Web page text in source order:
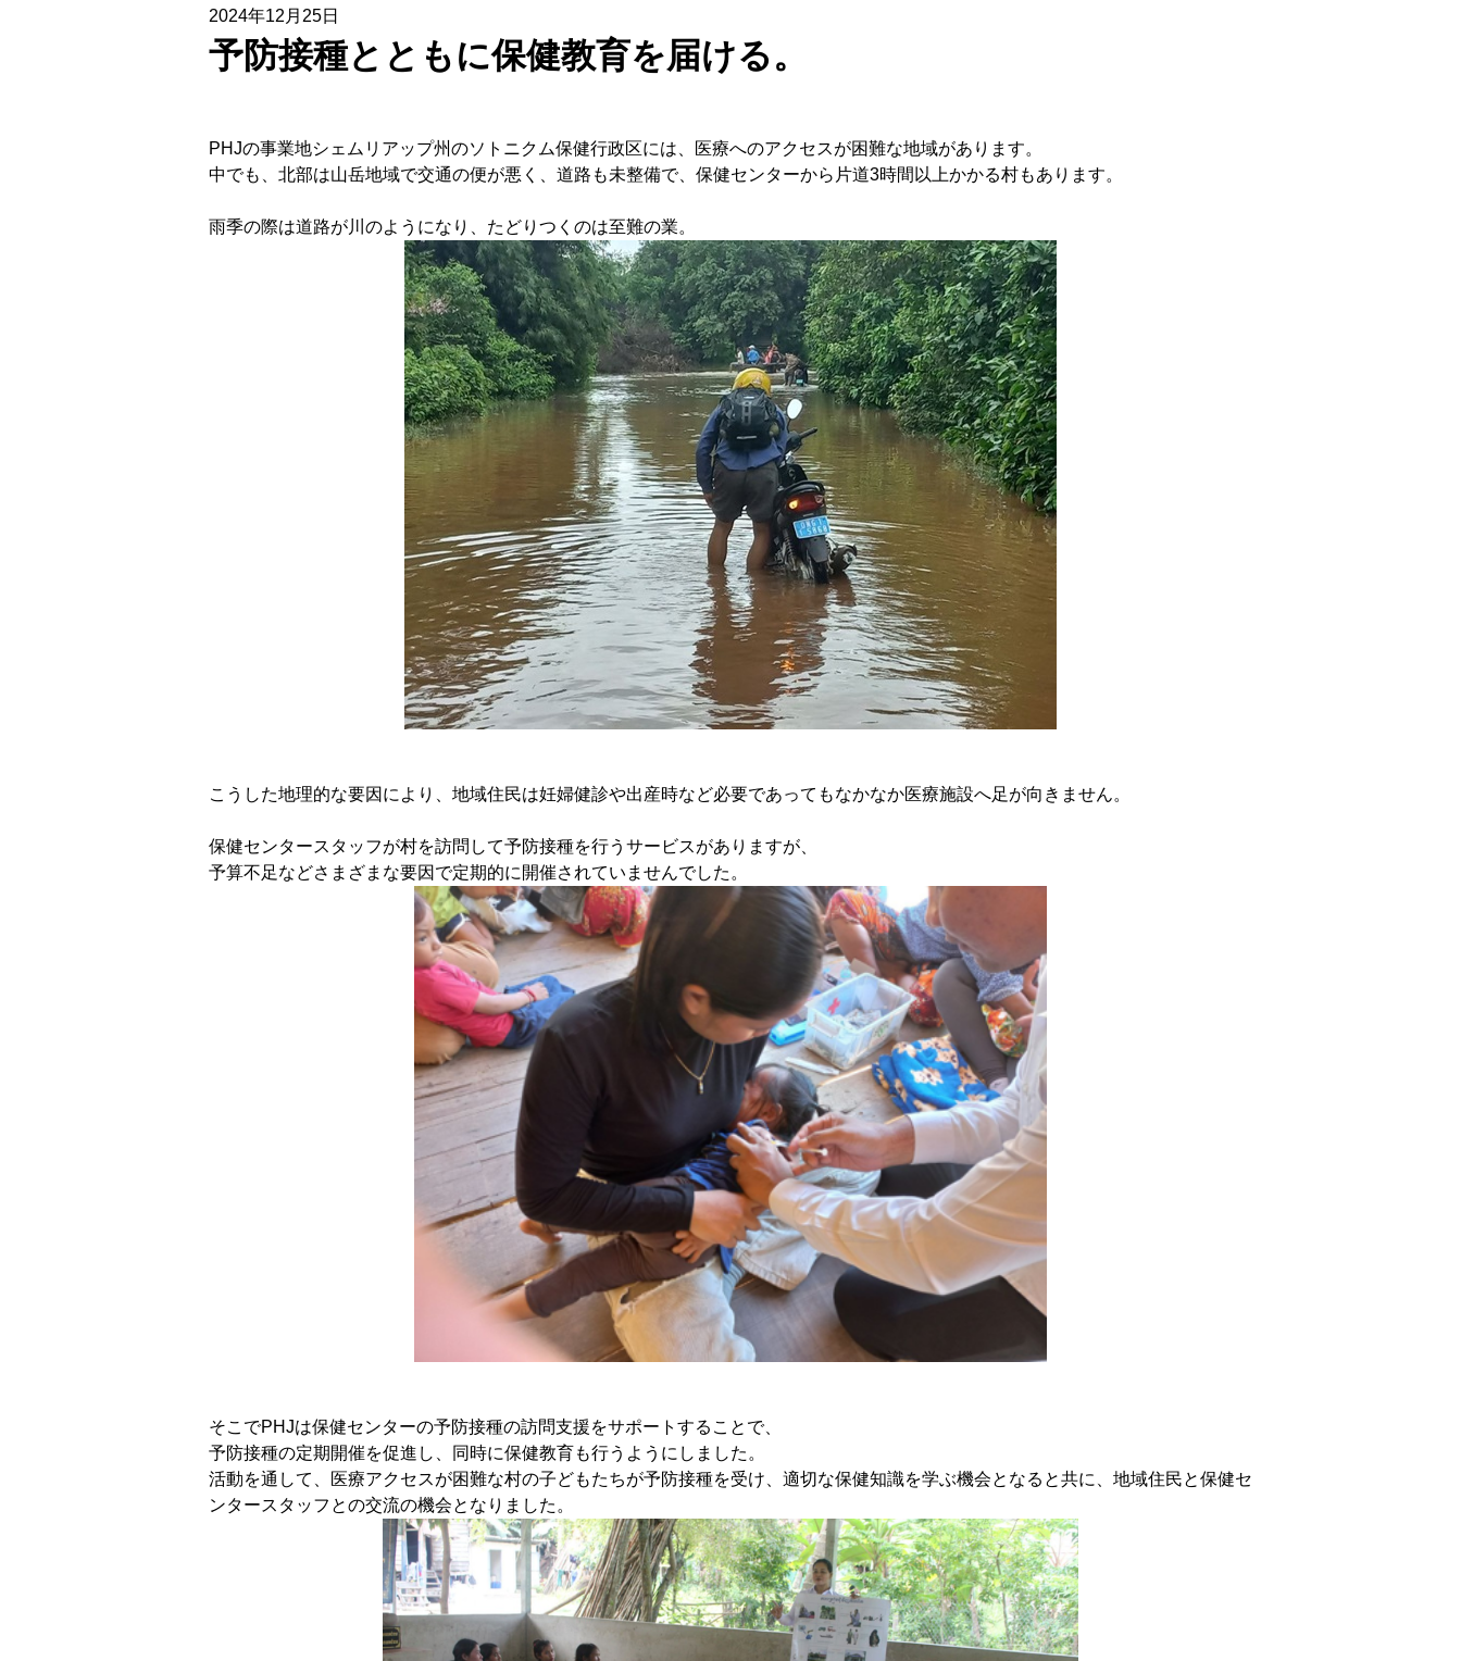
2024年12月25日
予防接種とともに保健教育を届ける。
PHJの事業地シェムリアップ州のソトニクム保健行政区には、医療へのアクセスが困難な地域があります。
中でも、北部は山岳地域で交通の便が悪く、道路も未整備で、保健センターから片道3時間以上かかる村もあります。
雨季の際は道路が川のようになり、たどりつくのは至難の業。
こうした地理的な要因により、地域住民は妊婦健診や出産時など必要であってもなかなか医療施設へ足が向きません。
保健センタースタッフが村を訪問して予防接種を行うサービスがありますが、
予算不足などさまざまな要因で定期的に開催されていませんでした。
そこでPHJは保健センターの予防接種の訪問支援をサポートすることで、
予防接種の定期開催を促進し、同時に保健教育も行うようにしました。
活動を通して、医療アクセスが困難な村の子どもたちが予防接種を受け、適切な保健知識を学ぶ機会となると共に、地域住民と保健セ
ンタースタッフとの交流の機会となりました。